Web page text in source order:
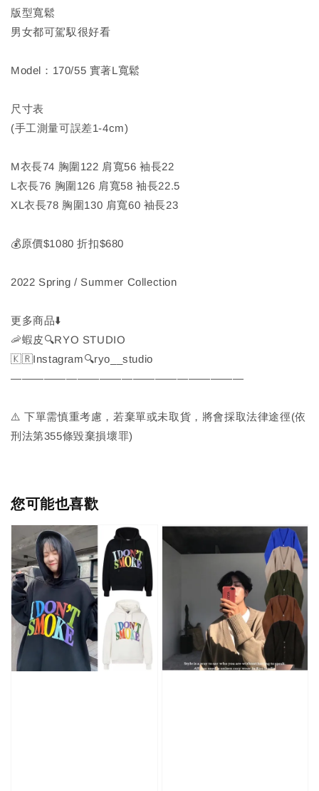
版型寬鬆
男女都可駕馭很好看
Model：170/55 實著L寬鬆
尺寸表
(手工測量可誤差1-4cm)
M衣長74 胸圍122 肩寬56 袖長22
L衣長76 胸圍126 肩寬58 袖長22.5
XL衣長78 胸圍130 肩寬60 袖長23
💰原價$1080 折扣$680
2022 Spring / Summer Collection
更多商品⬇️
🦐蝦皮🔍RYO STUDIO
🇰🇷Instagram🔍ryo__studio
—————————————————————
⚠️ 下單需慎重考慮，若棄單或未取貨，將會採取法律途徑(依
刑法第355條毀棄損壞罪)
您可能也喜歡